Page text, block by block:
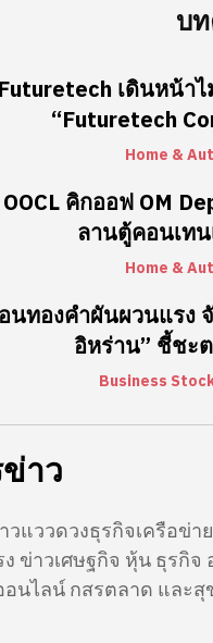
บ
Futuretech เดินหน้า
“Futuretech
Home &
คิกออฟ OM
ลานตู้คอนเท
Home &
นทองคำผันผวนแรง
อิหร่าน” ชี้ชะ
Business
าว
วแววดวงธุรกิจเครือข่า
ข่าวเศษฐกิจ หุ้น ธุรกิจ
นไลน์ กสรตลาด และ